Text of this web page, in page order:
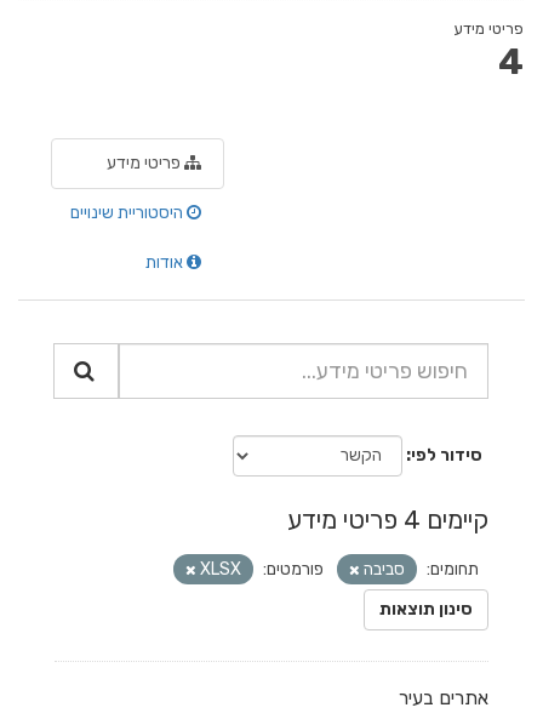
פריטי מידע
4
פריטי מידע
היסטוריית שינויים
אודות
סידור לפי
קיימים 4 פריטי מידע
תחומים: סביבה פורמטים:
XLSX
סינון תוצאות
אתרים בעיר